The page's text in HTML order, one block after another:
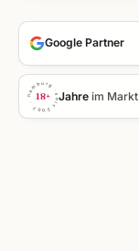
Google Partner
seit 2007 · hamburg ·
18+ Jahreim Markt